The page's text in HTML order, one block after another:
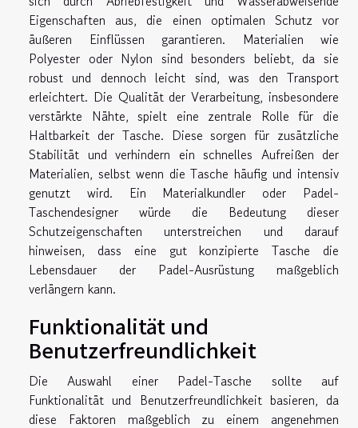
Eigenschaften aus, die einen optimalen Schutz vor
äußeren Einflüssen garantieren. Materialien wie
Polyester oder Nylon sind besonders beliebt, da sie
robust und dennoch leicht sind, was den Transport
erleichtert. Die Qualität der Verarbeitung, insbesondere
verstärkte Nähte, spielt eine zentrale Rolle für die
Haltbarkeit der Tasche. Diese sorgen für zusätzliche
Stabilität und verhindern ein schnelles Aufreißen der
Materialien, selbst wenn die Tasche häufig und intensiv
genutzt wird. Ein Materialkundler oder Padel-
Taschendesigner würde die Bedeutung dieser
Schutzeigenschaften unterstreichen und darauf
hinweisen, dass eine gut konzipierte Tasche die
Lebensdauer der Padel-Ausrüstung maßgeblich
verlängern kann.
Funktionalität und
Benutzerfreundlichkeit
Die Auswahl einer Padel-Tasche sollte auf
Funktionalität und Benutzerfreundlichkeit basieren, da
diese Faktoren maßgeblich zu einem angenehmen